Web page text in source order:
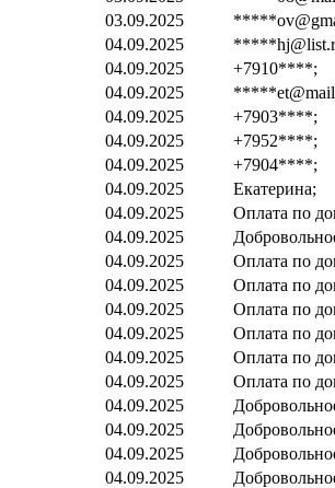
03.09.2025
04.09.2025
04.09.2025
+7910****;
04.09.2025
04.09.2025
+7903****;
04.09.2025
+7952****;
04.09.2025
+7904****;
04.09.2025
Екатерина;
04.09.2025
Оплата по
04.09.2025
04.09.2025
Оплата по
04.09.2025
Оплата по
04.09.2025
Оплата по
04.09.2025
Оплата по
04.09.2025
Оплата по
04.09.2025
Оплата по
04.09.2025
04.09.2025
04.09.2025
04.09.2025